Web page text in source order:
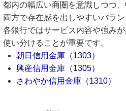
都内の幅広い商圏を意識しつつ
両方で存在感を出しやすいバラン
各銀行ではサービス内容や強み
使い分けることが重要です。
朝日信用金庫（1303）
興産信用金庫（1305）
さわやか信用金庫（1310）